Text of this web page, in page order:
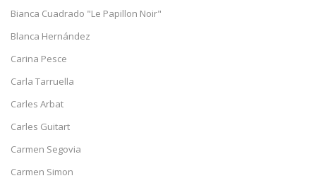
Bianca Cuadrado "Le Papillon Noir"
Blanca Hernández
Carina Pesce
Carla Tarruella
Carles Arbat
Carles Guitart
Carmen Segovia
Carmen Simon